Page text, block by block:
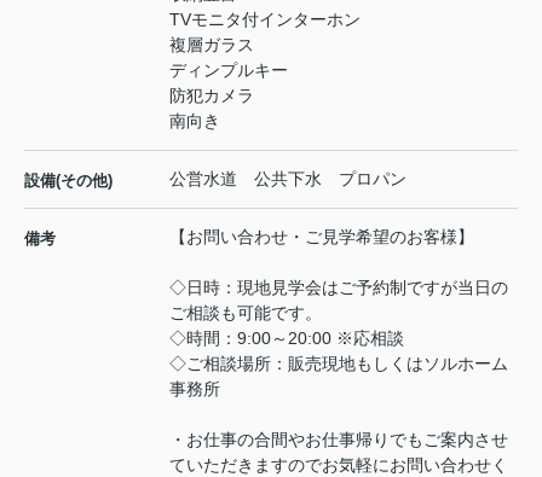
TVモニタ付インターホン
複層ガラス
ディンプルキー
防犯カメラ
南向き
設備(その他) 公営水道 公共下水 プロパン
備考 【お問い合わせ・ご見学希望のお客様】
◇日時：現地見学会はご予約制ですが当日の
ご相談も可能です。
◇時間：9:00～20:00 ※応相談
◇ご相談場所：販売現地もしくはソルホーム
事務所
・お仕事の合間やお仕事帰りでもご案内させ
ていただきますのでお気軽にお問い合わせく